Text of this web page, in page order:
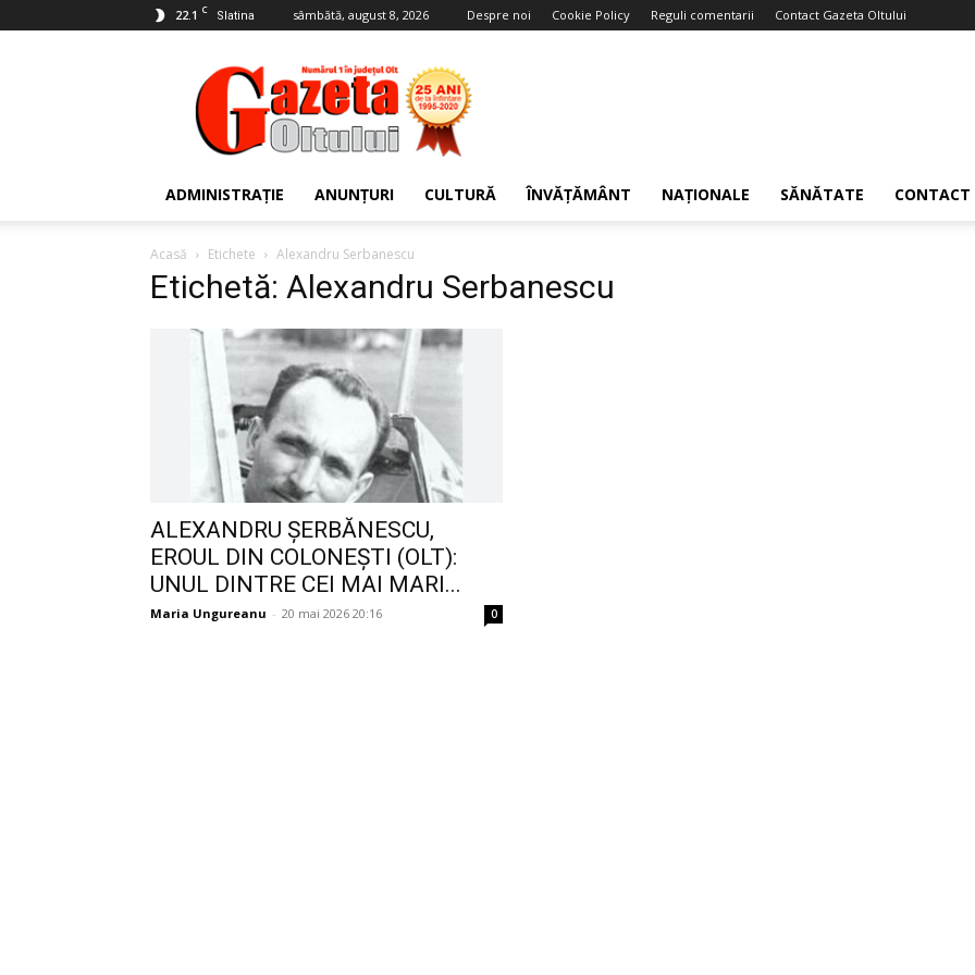
22.1 C Slatina sâmbătă, august 8, 2026 Despre noi Cookie Policy Reguli comentarii Contact Gazeta Oltului
Gazeta
Oltului
ADMINISTRAȚIE ANUNȚURI CULTURĂ ÎNVĂȚĂMÂNT NAȚIONALE SĂNĂTATE CONTACT
Acasă Etichete Alexandru Serbanescu
Etichetă: Alexandru Serbanescu
ALEXANDRU ȘERBĂNESCU,
EROUL DIN COLONEȘTI (OLT):
UNUL DINTRE CEI MAI MARI...
Maria Ungureanu - 20 mai 2026 20:16 0